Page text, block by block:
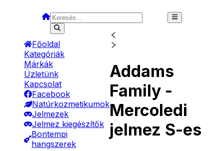
Főoldal
Kategóriák
Márkák
Üzletünk
Kapcsolat
Facebook
Natúrkozmetikumok
Jelmezek
Jelmez kiegészítők
Bontempi
hangszerek
Addams
Family -
Mercoledi
jelmez S-es